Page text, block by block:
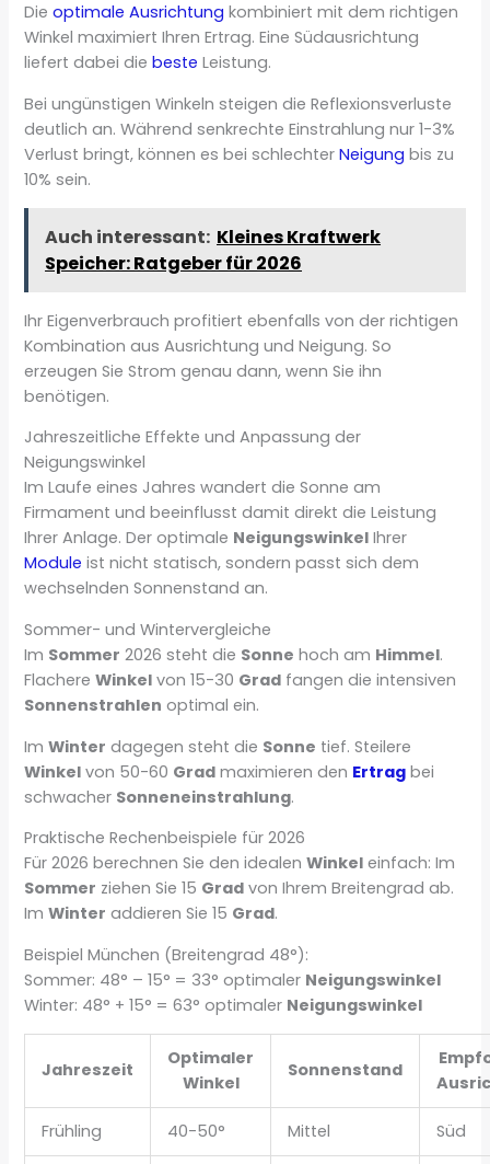
Dieoptimale Ausrichtung kombiniert mit dem richtigen
Winkel maximiert Ihren Ertrag. Eine Südausrichtung
liefert dabei diebeste Leistung.
Bei ungünstigen Winkeln steigen die Reflexionsverluste
deutlich an. Während senkrechte Einstrahlung nur 1-3%
Verlust bringt, können es bei schlechterNeigung bis zu
10% sein.
Auch interessant: Kleines Kraftwerk
Speicher: Ratgeber für 2026
Ihr Eigenverbrauch profitiert ebenfalls von der richtigen
Kombination aus Ausrichtung und Neigung. So
erzeugen Sie Strom genau dann, wenn Sie ihn
benötigen.
Jahreszeitliche Effekte und Anpassung der
Neigungswinkel
Im Laufe eines Jahres wandert die Sonne am
Firmament und beeinflusst damit direkt die Leistung
Ihrer Anlage. Der optimale Neigungswinkel Ihrer
Module ist nicht statisch, sondern passt sich dem
wechselnden Sonnenstand an.
Sommer- und Wintervergleiche
Im Sommer 2026 steht die Sonne hoch am Himmel.
FlachereWinkel von 15-30 Grad fangen die intensiven
Sonnenstrahlen optimal ein.
ImWinter dagegen steht die Sonne tief. Steilere
Winkel von 50-60 Grad maximieren den Ertrag bei
schwacher Sonneneinstrahlung.
Praktische Rechenbeispiele für 2026
Für 2026 berechnen Sie den idealenWinkel einfach: Im
Sommer ziehen Sie 15 Grad von Ihrem Breitengrad ab.
ImWinter addieren Sie 15 Grad.
Beispiel München (Breitengrad 48°):
Sommer: 48° – 15° = 33° optimaler Neigungswinkel
Winter: 48° + 15° = 63° optimaler Neigungswinkel
Jahreszeit
Optimaler
Winkel
Sonnenstand
Frühling 40-50° Mittel Süd